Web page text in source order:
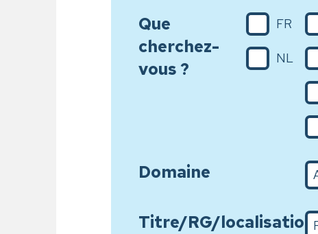
Que
cherchez-
vous ?
FR
NL
Domaine
Titre/RG/localisation